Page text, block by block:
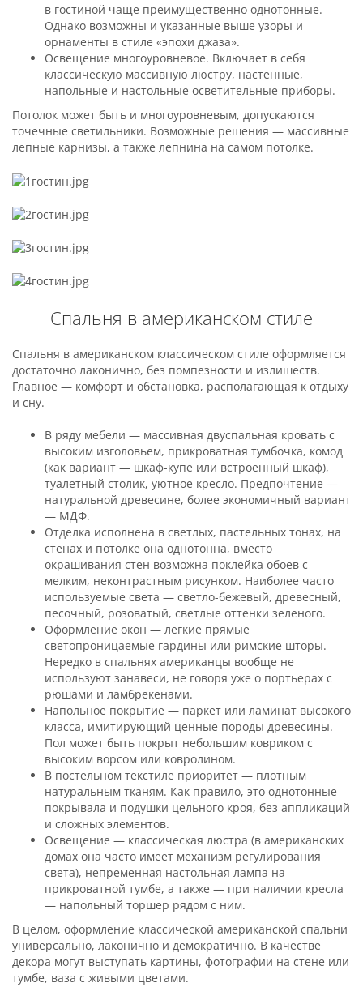
в гостиной чаще преимущественно однотонные.
Однако возможны и указанные выше узоры и
орнаменты в стиле «эпохи джаза».
Освещение многоуровневое. Включает в себя
классическую массивную люстру, настенные,
напольные и настольные осветительные приборы.
Потолок может быть и многоуровневым, допускаются
точечные светильники. Возможные решения — массивные
лепные карнизы, а также лепнина на самом потолке.
Спальня в американском стиле
Спальня в американском классическом стиле оформляется
достаточно лаконично, без помпезности и излишеств.
Главное — комфорт и обстановка, располагающая к отдыху
и сну.
В ряду мебели — массивная двуспальная кровать с
высоким изголовьем, прикроватная тумбочка, комод
(как вариант — шкаф-купе или встроенный шкаф),
туалетный столик, уютное кресло. Предпочтение —
натуральной древесине, более экономичный вариант
— МДФ.
Отделка исполнена в светлых, пастельных тонах, на
стенах и потолке она однотонна, вместо
окрашивания стен возможна поклейка обоев с
мелким, неконтрастным рисунком. Наиболее часто
используемые света — светло-бежевый, древесный,
песочный, розоватый, светлые оттенки зеленого.
Оформление окон — легкие прямые
светопроницаемые гардины или римские шторы.
Нередко в спальнях американцы вообще не
используют занавеси, не говоря уже о портьерах с
рюшами и ламбрекенами.
Напольное покрытие — паркет или ламинат высокого
класса, имитирующий ценные породы древесины.
Пол может быть покрыт небольшим ковриком с
высоким ворсом или ковролином.
В постельном текстиле приоритет — плотным
натуральным тканям. Как правило, это однотонные
покрывала и подушки цельного кроя, без аппликаций
и сложных элементов.
Освещение — классическая люстра (в американских
домах она часто имеет механизм регулирования
света), непременная настольная лампа на
прикроватной тумбе, а также — при наличии кресла
— напольный торшер рядом с ним.
В целом, оформление классической американской спальни
универсально, лаконично и демократично. В качестве
декора могут выступать картины, фотографии на стене или
тумбе, ваза с живыми цветами.